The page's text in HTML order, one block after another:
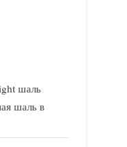
шаль
шаль в